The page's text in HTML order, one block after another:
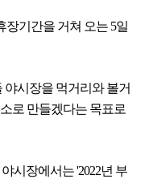
장기간을 거쳐 오는 5일
시장을 먹거리와 볼거
로 만들겠다는 목표로
시장에서는 '2022년 부